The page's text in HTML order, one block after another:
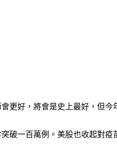
更好，將會是史上最好，但今
破一百萬例。美股也收起對疫